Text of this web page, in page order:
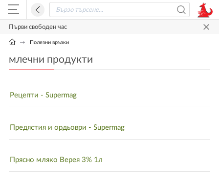
Първи свободен час
Полезни връзки
млечни продукти
Рецепти - Supermag
Предястия и ордьоври - Supermag
Прясно мляко Верея 3% 1л